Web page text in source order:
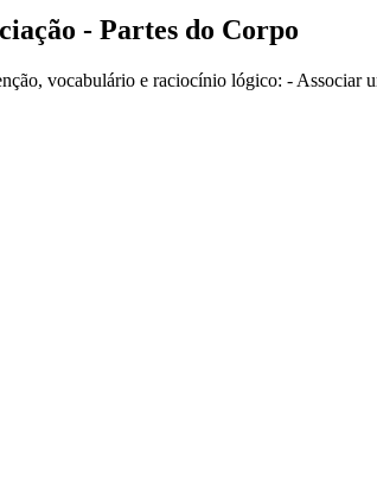
- Partes do Corpo
vocabulário e raciocínio lógico: - Associar